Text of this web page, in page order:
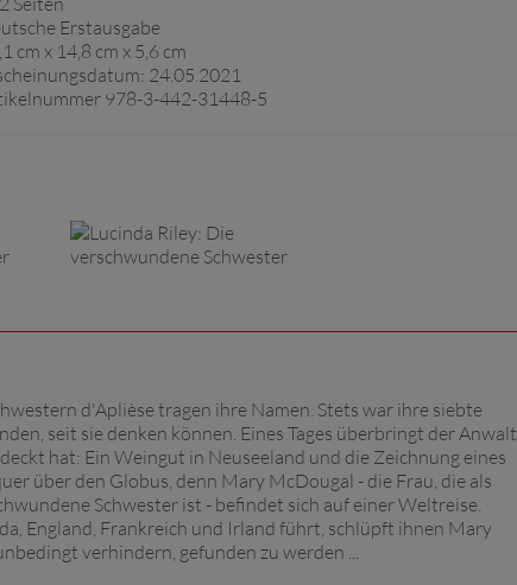
Erstausgabe
cm x 14,8 cm x 5,6 cm
24.05.2021
978-3-442-31448-5
d'Aplièse tragen ihre Namen. Stets war ihre siebte
seit sie denken können. Eines Tages überbringt der Anwalt
hat: Ein Weingut in Neuseeland und die Zeichnung eines
über den Globus, denn Mary McDougal - die Frau, die als
Schwester ist - befindet sich auf einer Weltreise.
England, Frankreich und Irland führt, schlüpft ihnen Mary
verhindern, gefunden zu werden ...